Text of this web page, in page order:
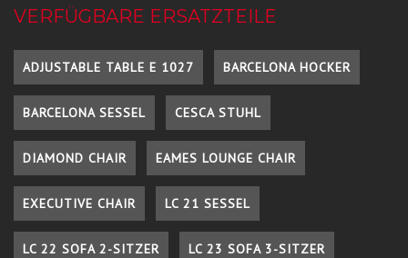
VERFÜGBARE ERSATZTEILE
ADJUSTABLE TABLE E 1027 BARCELONA HOCKER
BARCELONA SESSEL CESCA STUHL
DIAMOND CHAIR EAMES LOUNGE CHAIR
EXECUTIVE CHAIR LC 21 SESSEL
LC 22 SOFA 2-SITZER LC 23 SOFA 3-SITZER